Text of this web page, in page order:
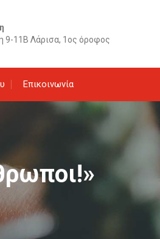
9-11Β Λάρισα, 1ος όροφος
Επικοινωνία